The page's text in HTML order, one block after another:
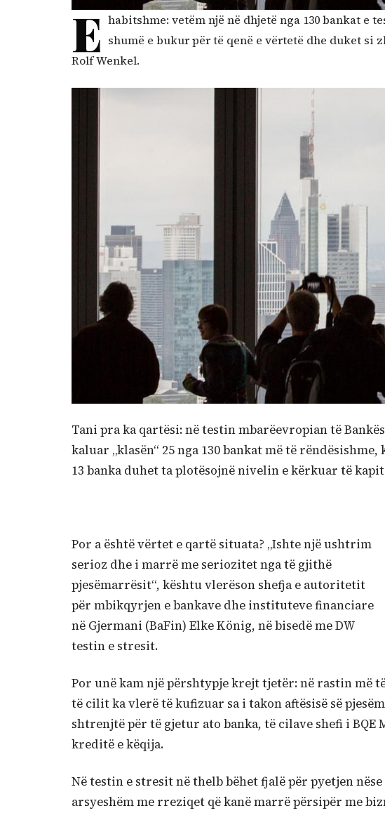
E habitshme: vetëm një në dhjetë nga 130 bankat e
shumë e bukur për të qenë e vërtetë dhe duket
Rolf Wenkel.
Tani pra ka qartësi: në testin mbarëevropian të
kaluar „klasën“ 25 nga 130 bankat më të
13 banka duhet ta plotësojnë nivelin e kërkuar të
Por a është vërtet e qartë situata? „Ishte një ushtrim
serioz dhe i marrë me seriozitet nga të gjithë
pjesëmarrësit“, kështu vlerëson shefja e autoritetit
për mbikqyrjen e bankave dhe instituteve financiare
në Gjermani (BaFin) Elke König, në bisedë me DW
testin e stresit.
Por unë kam një përshtypje krejt tjetër: në rastin më
të cilit ka vlerë të kufizuar sa i takon aftësisë së
shtrenjtë për të gjetur ato banka, të cilave shefi i BQE
kreditë e këqija.
Në testin e stresit në thelb bëhet fjalë për pyetjen
arsyeshëm me rreziqet që kanë marrë përsipër me